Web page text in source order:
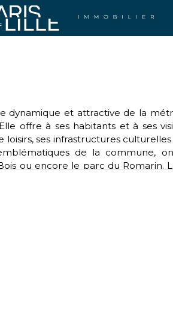
dynamique et attractive de la
offre à ses habitants et à ses
loisirs, ses infrastructures
de la commune,
ou encore le parc du Romarin.
l'année, comme la fête du